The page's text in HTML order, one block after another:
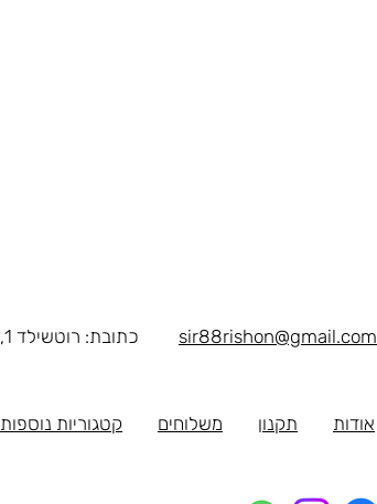
כתובת: רוטשילד 1, ראשון לציון sir88rishon@gmail.com
אודות תקנון משלוחים קטגוריות נוספות